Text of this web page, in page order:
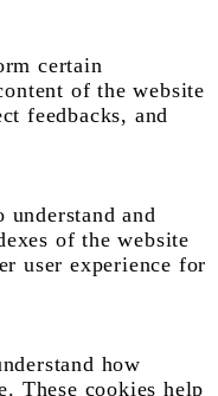
certain
of the website
feedbacks, and
understand and
of the website
user experience for
how
These cookies help